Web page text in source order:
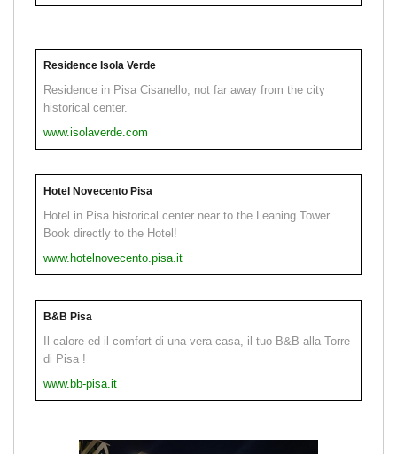
Residence Isola Verde
Residence in Pisa Cisanello, not far away from the city
historical center.
www.isolaverde.com
Hotel Novecento Pisa
Hotel in Pisa historical center near to the Leaning Tower.
Book directly to the Hotel!
www.hotelnovecento.pisa.it
B&B Pisa
Il calore ed il comfort di una vera casa, il tuo B&B alla Torre
di Pisa !
www.bb-pisa.it